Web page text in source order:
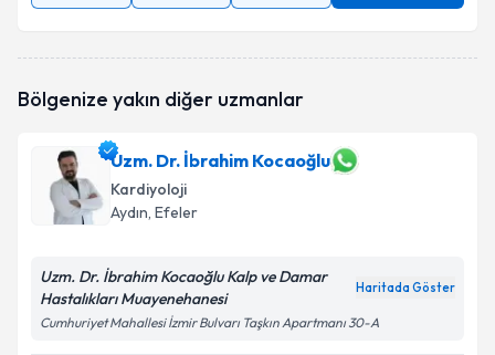
Bölgenize yakın diğer uzmanlar
Uzm. Dr. İbrahim Kocaoğlu
Kardiyoloji
Aydın, Efeler
Uzm. Dr. İbrahim Kocaoğlu Kalp ve Damar
Hastalıkları Muayenehanesi
Haritada Göster
Cumhuriyet Mahallesi İzmir Bulvarı Taşkın Apartmanı 30-A